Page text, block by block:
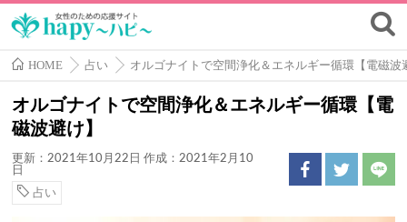
HOME 占い オルゴナイトで空間浄化＆エネルギー循環【電磁波
オルゴナイトで空間浄化＆エネルギー循環【電
磁波避け】
更新：2021年10月22日 作成：2021年2月10
日
占い